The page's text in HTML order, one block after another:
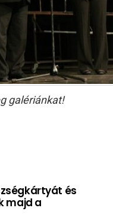
galériánkat!
és
majd a